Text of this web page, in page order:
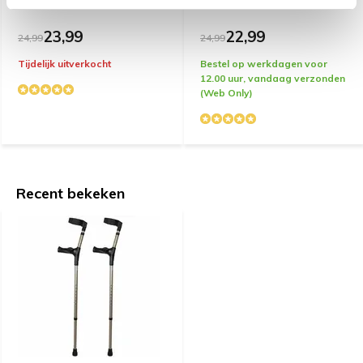
DoorArno B.
5 / 5
Het afstellen van dit overigens prima hulp-product is
niet zo eenvoudig voor een gewone patient. Het kan
enige uren inbeslag nemen. Depatient moet ontdekken
24,9923,99
Tijdelijk uitverkocht
24,9922,99
Bestel op werkdagen voor
12.00 uur, vandaag verzonden
(Web Only)
Recent bekeken